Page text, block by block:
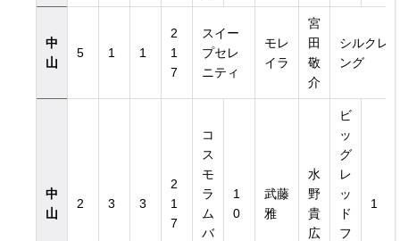
中
山
5 1 1
2
1
7
スイー
プセレ
ニティ
モレ
イラ
宮
田
敬
介
シルクレ
ング
中
山
2 3 3
2
1
7
コ
ス
モ
ラ
ム
バ
1
0
武藤
雅
水
野
貴
広
ビ
ッ
グ
レ
ッ
ド
フ
1